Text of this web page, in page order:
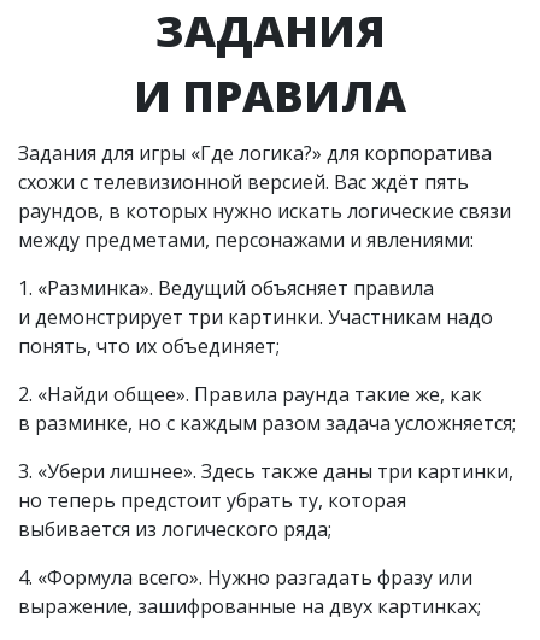
ЗАДАНИЯ
И ПРАВИЛА
Задания для игры «Где логика?» для корпоратива
схожи с телевизионной версией. Вас ждёт пять
раундов, в которых нужно искать логические связи
между предметами, персонажами и явлениями:
1. «Разминка». Ведущий объясняет правила
и демонстрирует три картинки. Участникам надо
понять, что их объединяет;
2. «Найди общее». Правила раунда такие же, как
в разминке, но с каждым разом задача усложняется;
3. «Убери лишнее». Здесь также даны три картинки,
но теперь предстоит убрать ту, которая
выбивается из логического ряда;
4. «Формула всего». Нужно разгадать фразу или
выражение, зашифрованные на двух картинках;